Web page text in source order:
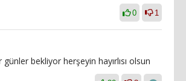
0 1
bekliyor herşeyin hayırlısı olsun